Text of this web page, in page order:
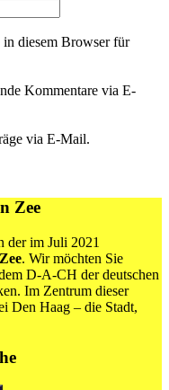
diesem Browser für
Kommentare via E-
via E-Mail.
Zee
der im Juli 2021
. Wir möchten Sie
D-A-CH der deutschen
Im Zentrum dieser
Den Haag – die Stadt,